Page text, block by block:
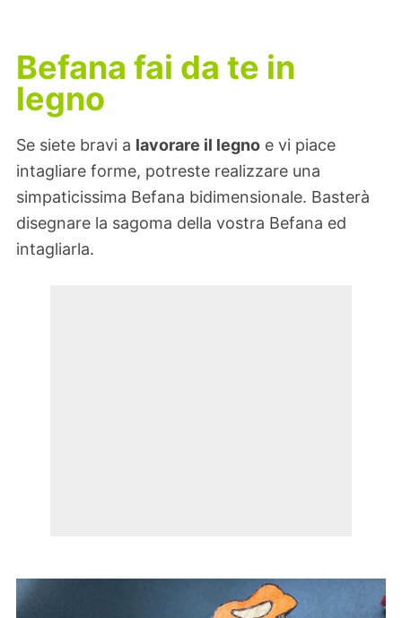
Befana fai da te in
legno
Se siete bravi a lavorare il legno e vi piace
intagliare forme, potreste realizzare una
simpaticissima Befana bidimensionale. Basterà
disegnare la sagoma della vostra Befana ed
intagliarla.